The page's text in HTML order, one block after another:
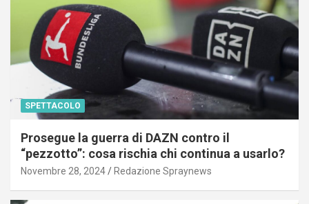
SPETTACOLO
Prosegue la guerra di DAZN contro il
“pezzotto”: cosa rischia chi continua a usarlo?
Novembre 28, 2024 Redazione Spraynews